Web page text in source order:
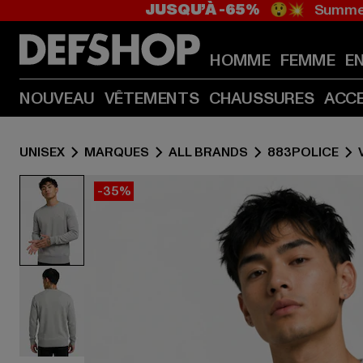
JUSQU’À -65% 😲💥
HOMME FEMME
NOUVEAU VÊTEMENTS CHAUSSURES
UNISEX MARQUES ALL BRANDS 883POLICE
-35%